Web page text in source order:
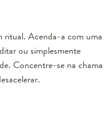
ritual. Acenda-a com uma
ou simplesmente
Concentre-se na chama